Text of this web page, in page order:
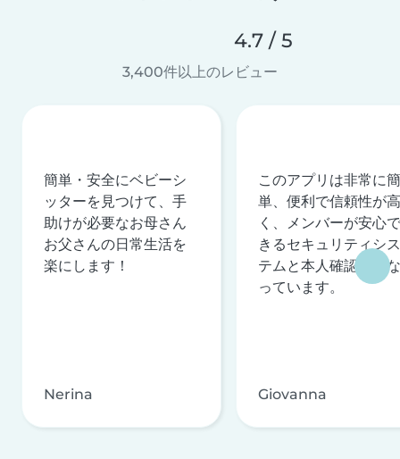
4.7 / 5
3,400件以上のレビュー
簡単・安全にベビーシ
ッターを見つけて、手
助けが必要なお母さん
お父さんの日常生活を
楽にします！
Nerina
このアプリは非常に簡
単、便利で信頼性が高
く、メンバーが安心で
きるセキュリティシス
テムと本人確認を行な
っています。
Giovanna